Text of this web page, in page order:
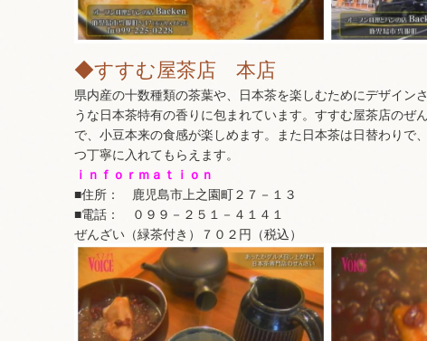
◆すすむ屋茶店 本店
県内産の十数種類の茶葉や、日本茶を楽しむためにデザイン
うな日本茶特有の香りに包まれています。すすむ屋茶店の
で、小豆本来の食感が楽しめます。また日本茶は日替わり
つ丁寧に入れてもらえます。
ｉｎｆｏｒｍａｔｉｏｎ
■住所： 鹿児島市上之園町２７－１３
■電話： ０９９－２５１－４１４１
ぜんざい（緑茶付き）７０２円（税込）